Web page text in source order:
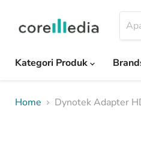
Kategori Produk
Home Dynotek Adapter